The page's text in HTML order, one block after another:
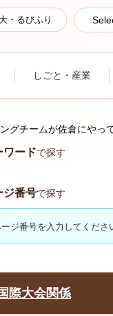
・るびふり
しごと・産業
グチームが佐倉にやっ
ワードで探す
ジ番号で探す
際大会関係